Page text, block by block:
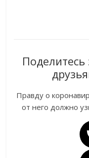
Правду о
от него должно